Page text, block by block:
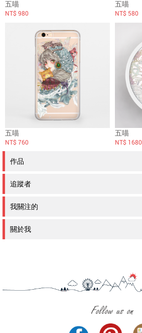
五喵
NT$ 980
五喵
NT$ 580
五喵
NT$ 760
五喵
NT$ 1680
作品
追蹤者
我關注的
關於我
Follow us on